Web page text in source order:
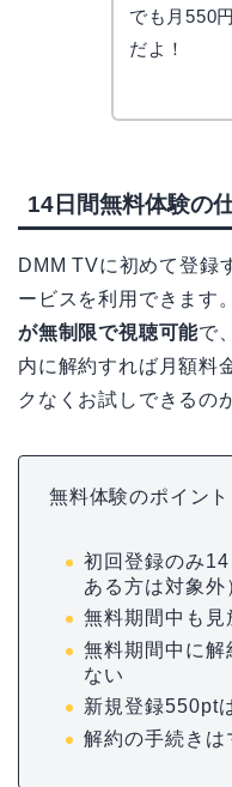
でも月550
だよ！
14日間無料体験の
DMM TVに初めて登録
ービスを利用できます
が無制限で視聴可能で
内に解約すれば月額料
クなくお試しできるの
無料体験のポイント
初回登録のみ
ある方は対象外
無料期間中も見
無料期間中に解
ない
新規登録550pt
解約の手続きは